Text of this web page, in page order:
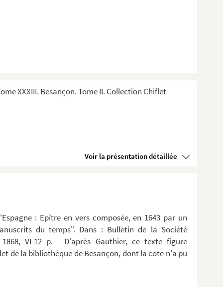
XXXIII. Besançon. Tome II. Collection Chiflet
Voir la présentation détaillée
: Epître en vers composée, en 1643 par un
du temps". Dans : Bulletin de la Société
VI-12 p. - D'après Gauthier, ce texte figure
de la bibliothèque de Besançon, dont la cote n'a pu